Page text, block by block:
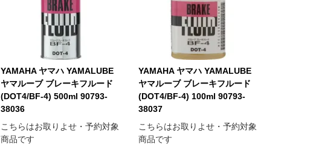
YAMAHA ヤマハ YAMALUBE
ヤマルーブ ブレーキフルード
(DOT4/BF-4) 500ml 90793-
38036
こちらはお取りよせ・予約対象
商品です
YAMAHA ヤマハ YAMALUBE
ヤマルーブ ブレーキフルード
(DOT4/BF-4) 100ml 90793-
38037
こちらはお取りよせ・予約対象
商品です